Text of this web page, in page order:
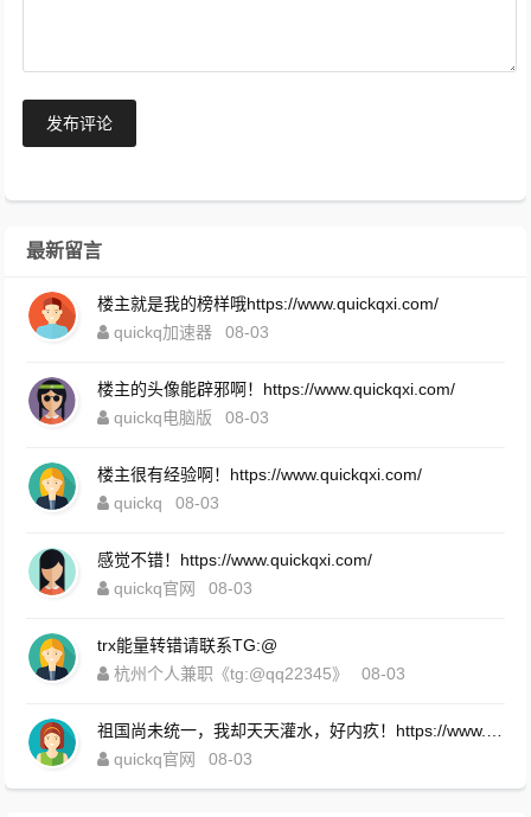
发布评论
最新留言
楼主就是我的榜样哦https://www.quickqxi.com/
quickq加速器
08-03
楼主的头像能辟邪啊！https://www.quickqxi.com/
quickq电脑版
08-03
楼主很有经验啊！https://www.quickqxi.com/
quickq
08-03
感觉不错！https://www.quickqxi.com/
quickq官网
08-03
trx能量转错请联系TG:@
杭州个人兼职《tg:@qq22345》
08-03
quickq官网
08-03